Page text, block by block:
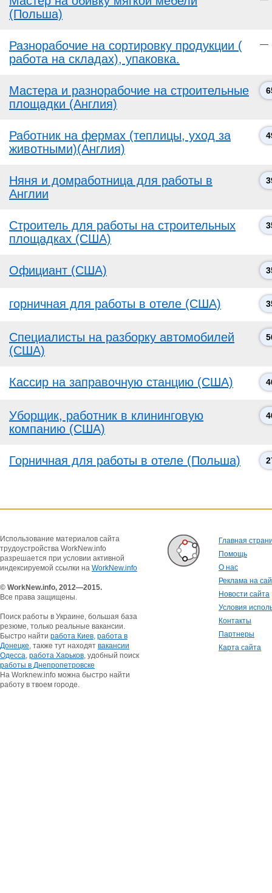
(Польша)
Разнорабочие на сортировку продукции (
работа на складах), упаковка.
—
Мастера и разнорабочие на строительные
площадки (Англия)
Работник на фермах (теплицы, уход за
животными)(Англия)
Няня и домработница для работы в
Англии
Строитель для работы на строительных
площадках (США)
Официант (США)
горничная для работы в отеле (США)
Специалисты на разборку автомобилей
(США)
Кассир на заправочную станцию (США)
Уборщик, работник в клининговую
компанию (США)
Горничная для работы в отеле (Польша)
Использование материалов сайта
трудоустройства WorkNew.info
разрешается при условии активной
индексируемой ссылки на WorkNew.info
© WorkNew.info, 2012—2015.
Все права защищены.
Поиск работы в Украине, большая база
резюме, только реальные вакансии.
Быстро найти работа Киев, работа в
Донецке, также тут находят вакансии
Одесса, работа Харьков, удобный поиск
работы в Днепропетровске
На Worknew.info можна быстро найти
работу в твоем городе.
Главная
Помощь
О нас
Реклама на
Новости сайта
Условия
Контакты
Партнеры
Карта сайта